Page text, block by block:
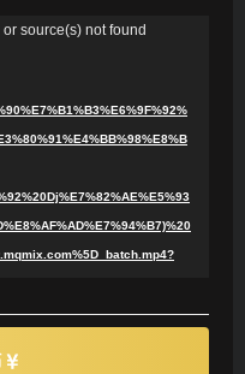
source(s) not found